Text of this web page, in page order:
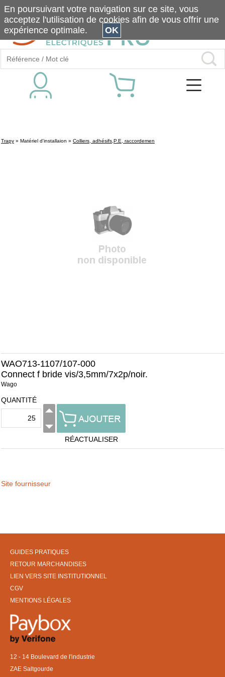
Trapy » Matériel d'installaion » Colliers, adhésifs,P.E, raccordemen
WAO713-1107/107-000
Connect f bride vis/3,5mm/7x2p/noir.
Wago
QUANTITÉ
RÉACTUALISER
Site fournisseur
GUIDES PRATIQUES
RETOUR MARCHANDISES
LIEN VERS SITE INSTITUTIONNEL
CGV
MENTIONS LÉGALES
12 - 14 Boulevard de l'industrie
ZAE Saltgourde
En poursuivant votre navigation sur ce site, vous
acceptez l'utilisation de cookies afin de vous offrir une
expérience optimale.
OK